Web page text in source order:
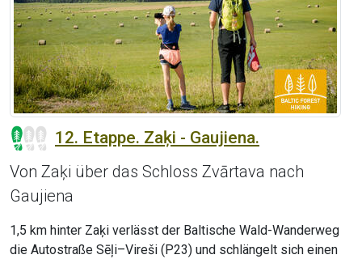
12. Etappe. Zaķi - Gaujiena.
Von Zaķi über das Schloss Zvārtava nach
Gaujiena
1,5 km hinter Zaķi verlässt der Baltische Wald-Wanderweg
die Autostraße Sēļi–Vireši (P23) und schlängelt sich einen